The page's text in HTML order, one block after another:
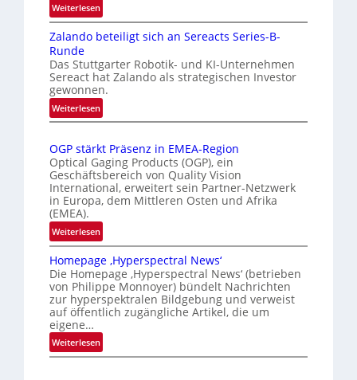
n
e
k
n
n
g
a
t
i
s
r
e
K
o
n
o
l
l
e
Weiterlesen:
I
n
e
r
n
a
o
n
a
l
V
i
s
i
o
n
N
g
h
Zalando beteiligt sich an Sereacts Series-B-
Runde
Das Stuttgarter Robotik- und KI-Unternehmen
Sereact hat Zalando als strategischen Investor
gewonnen.
Weiterlesen:
Z
l
a
n
d
e
t
e
i
l
i
g
t
OGP stärkt Präsenz in EMEA-Region
Optical Gaging Products (OGP), ein
Geschäftsbereich von Quality Vision
International, erweitert sein Partner-Netzwerk
in Europa, dem Mittleren Osten und Afrika
(EMEA).
Weiterlesen:
O
G
P
s
t
r
k
Homepage ‚Hyperspectral News‘
Die Homepage ‚Hyperspectral News‘ (betrieben
von Philippe Monnoyer) bündelt Nachrichten
zur hyperspektralen Bildgebung und verweist
auf öffentlich zugängliche Artikel, die um
eigene…
Weiterlesen:
H